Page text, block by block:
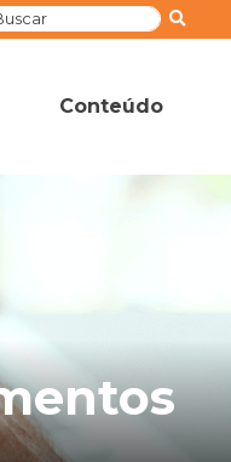
Conteúdo